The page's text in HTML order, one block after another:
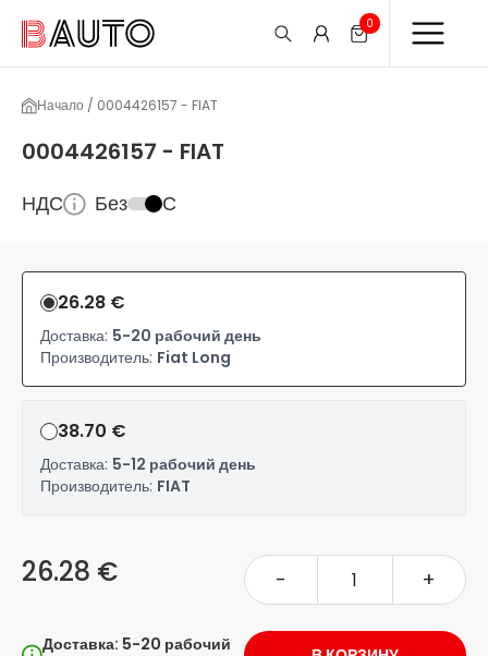
0
Начало / 0004426157 - FIAT
0004426157 - FIAT
НДС Без С
26.28 €
Доставка: 5-20 рабочий день
Производитель: Fiat Long
38.70 €
Доставка: 5-12 рабочий день
Производитель: FIAT
26.28 € - +
Доставка: 5-20 рабочий